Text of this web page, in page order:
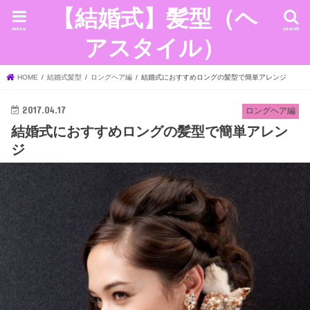
【結婚式】髪型（ヘ
アスタイル）
search
menu
HOME 結婚式髪型 ロングヘア編 結婚式におすすめロングの髪型で簡単アレンジ
ロングヘア編
2017.04.17
結婚式におすすめロングの髪型で簡単アレン
ジ